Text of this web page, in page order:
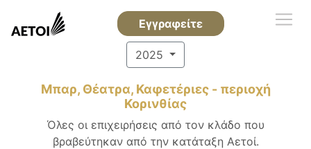
Εγγραφείτε
2025
Μπαρ, Θέατρα, Καφετέριες - περιοχή
Κορινθίας
Όλες οι επιχειρήσεις από τον κλάδο που
βραβεύτηκαν από την κατάταξη Αετοί.